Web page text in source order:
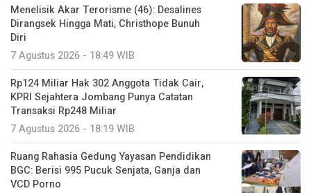
Menelisik Akar Terorisme (46): Desalines
Dirangsek Hingga Mati, Christhope Bunuh
Diri
7 Agustus 2026 - 18:49 WIB
Rp124 Miliar Hak 302 Anggota Tidak Cair,
KPRI Sejahtera Jombang Punya Catatan
Transaksi Rp248 Miliar
7 Agustus 2026 - 18:19 WIB
Ruang Rahasia Gedung Yayasan Pendidikan
BGC: Berisi 995 Pucuk Senjata, Ganja dan
VCD Porno